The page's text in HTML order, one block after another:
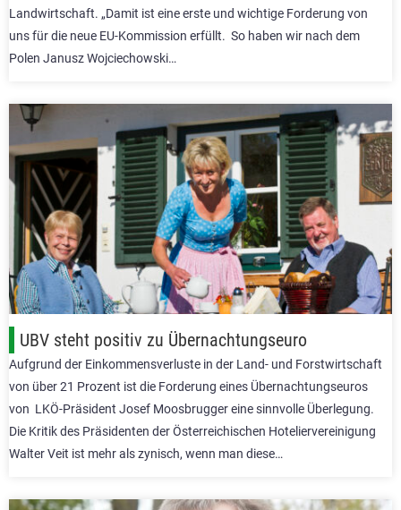
Landwirtschaft. „Damit ist eine erste und wichtige Forderung von
uns für die neue EU-Kommission erfüllt. So haben wir nach dem
Polen Janusz Wojciechowski…
UBV steht positiv zu Übernachtungseuro
Aufgrund der Einkommensverluste in der Land- und Forstwirtschaft
von über 21 Prozent ist die Forderung eines Übernachtungseuros
von LKÖ-Präsident Josef Moosbrugger eine sinnvolle Überlegung.
Die Kritik des Präsidenten der Österreichischen Hoteliervereinigung
Walter Veit ist mehr als zynisch, wenn man diese…